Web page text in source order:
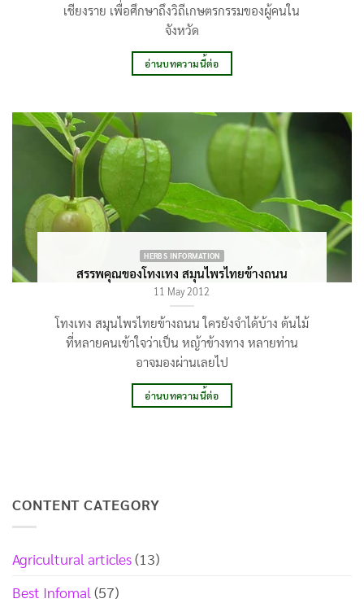
เชียงราย เพื่อศึกษาถึงวิถีเกษตรกรรมของผู้คนใน
จังหวัด
อ่านบทความนี้ต่อ
HERBS INFORMATION
สรรพคุณของโทงเทง สมุนไพรไทยข้างถนน
11 May 2012
โทงเทง สมุนไพรไทยข้างถนน ใครยังจำได้บ้าง ต้นไม้
ที่หลายคนเข้าใจว่าเป็น หญ้าข้างทาง หลายท่าน
อาจมองผ่านเลยไป
อ่านบทความนี้ต่อ
CONTENT CATEGORY
Agricultural articles(13)
Best Infomal (57)